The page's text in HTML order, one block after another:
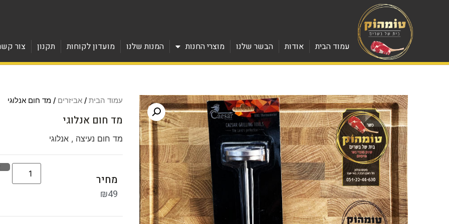
עמוד הבית אודות הבשר שלנו מוצרי החנות המנות שלנו מועדון לקוחות תקנון צור
עמוד הבית/ אביזרים / מד חום אנלוגי
מד חום אנלוגי
מד חום נעיצה , אנלוגי
מחיר
₪49